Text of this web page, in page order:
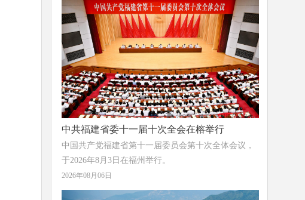
中共福建省委十一届十次全会在榕举行
中国共产党福建省第十一届委员会第十次全体会议，
于2026年8月3日在福州举行。
2026年08月06日